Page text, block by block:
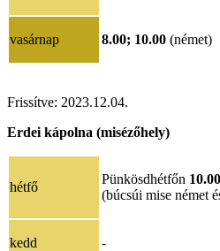
vasárnap 8.00; 10.00 (német)
Frissítve: 2023.12.04.
Erdei kápolna (misézőhely)
hétfő
Pünkösdhétfőn 10.00
(búcsúi mise német
kedd -